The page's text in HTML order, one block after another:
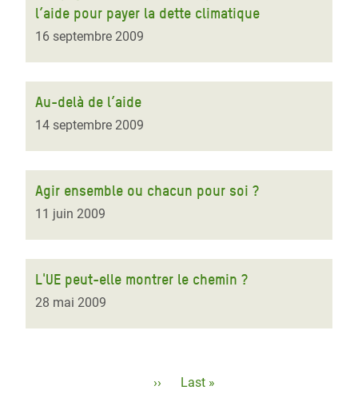
l’aide pour payer la dette climatique
16 septembre 2009
Au-delà de l’aide
14 septembre 2009
Agir ensemble ou chacun pour soi ?
11 juin 2009
L'UE peut-elle montrer le chemin ?
28 mai 2009
Page
››
Dernière
Last »